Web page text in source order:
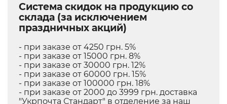
Система скидок на продукцию со
склада (за исключением
праздничных акций)
- при заказе от 4250 грн. 5%
- при заказе от 15000 грн. 8%
- при заказе от 30000 грн. 12%
- при заказе от 60000 грн. 15%
- при заказе от 100000 грн. 18%
- при заказе от 2000 до 3999 грн. доставка
"Укрпочта Стандарт" в отделение за наш